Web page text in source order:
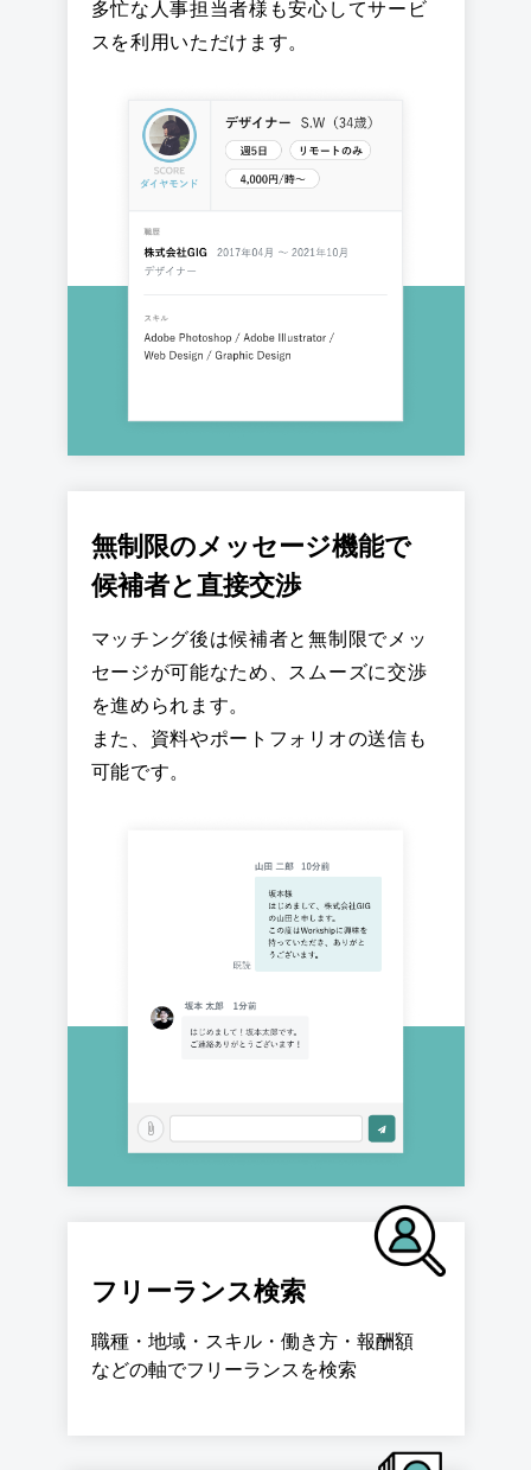
多忙な人事担当者様も安心してサービ
スを利用いただけます。
無制限のメッセージ機能で
候補者と直接交渉
マッチング後は候補者と無制限でメッ
セージが可能なため、スムーズに交渉
を進められます。
また、資料やポートフォリオの送信も
可能です。
フリーランス検索
職種・地域・スキル・働き方・報酬額
などの軸でフリーランスを検索